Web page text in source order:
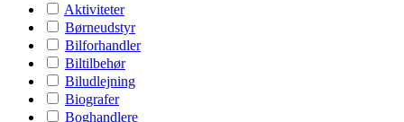
Aktiviteter
Børneudstyr
Bilforhandler
Biltilbehør
Biludlejning
Biografer
Boghandlere